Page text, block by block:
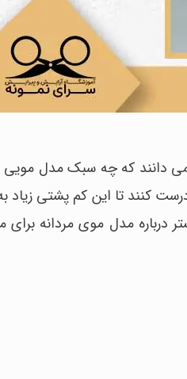
دانند که چه سبک مدل مویی
کنند تا این کم پشتی زیاد
درباره مدل موی مردانه